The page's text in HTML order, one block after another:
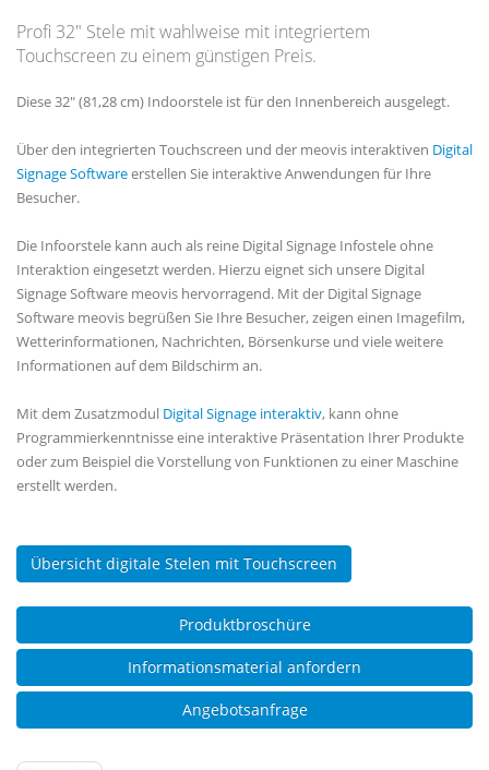
Profi 32" Stele mit wahlweise mit integriertem
Touchscreen zu einem günstigen Preis.
Diese 32" (81,28 cm) Indoorstele ist für den Innenbereich ausgelegt.
Über den integrierten Touchscreen und der meovis interaktiven Digital
Signage Softwareerstellen Sie interaktive Anwendungen für Ihre
Besucher.
Die Infoorstele kann auch als reine Digital Signage Infostele ohne
Interaktion eingesetzt werden. Hierzu eignet sich unsere Digital
Signage Software meovis hervorragend. Mit der Digital Signage
Software meovis begrüßen Sie Ihre Besucher, zeigen einen Imagefilm,
Wetterinformationen, Nachrichten, Börsenkurse und viele weitere
Informationen auf dem Bildschirm an.
Mit dem Zusatzmodul Digital Signage interaktiv, kann ohne
Programmierkenntnisse eine interaktive Präsentation Ihrer Produkte
oder zum Beispiel die Vorstellung von Funktionen zu einer Maschine
erstellt werden.
Übersicht digitale Stelen mit Touchscreen
Produktbroschüre
Informationsmaterial anfordern
Angebotsanfrage